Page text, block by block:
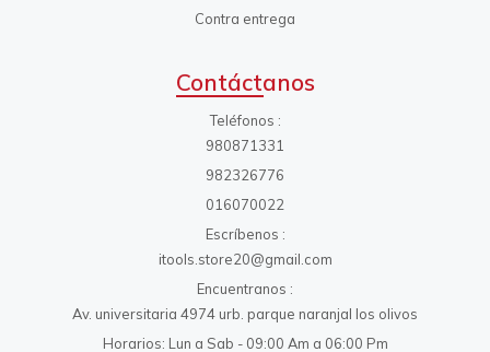
Contra entrega
Contáctanos
Teléfonos
980871331
982326776
016070022
Escríbenos
itools.store20@gmail.com
Encuentranos
Av. universitaria 4974 urb. parque naranjal los olivos
Horarios: Lun a Sab - 09:00 Am a 06:00 Pm